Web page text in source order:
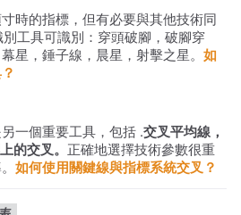
時的指標，但有必要與其他技術同
工具可識別：穿頭破腳，破腳穿
星，錘子線，晨星，射擊之星。 如
一個重要工具，包括 .交叉平均線，
的交叉。 正確地選擇技術參數很重
如何使用關鍵線與指標系統交叉？